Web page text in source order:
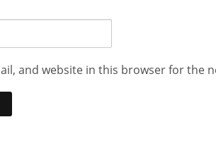
and website in this browser for the